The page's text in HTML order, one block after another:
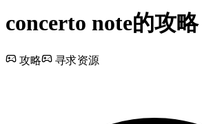
concerto note的攻略
攻略 寻求资源